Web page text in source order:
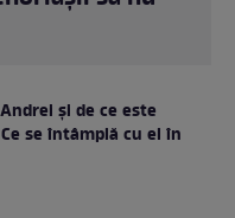
și de ce este
se întâmplă cu el în